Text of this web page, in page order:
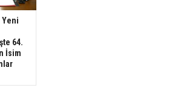
Yeni
64.
İsim